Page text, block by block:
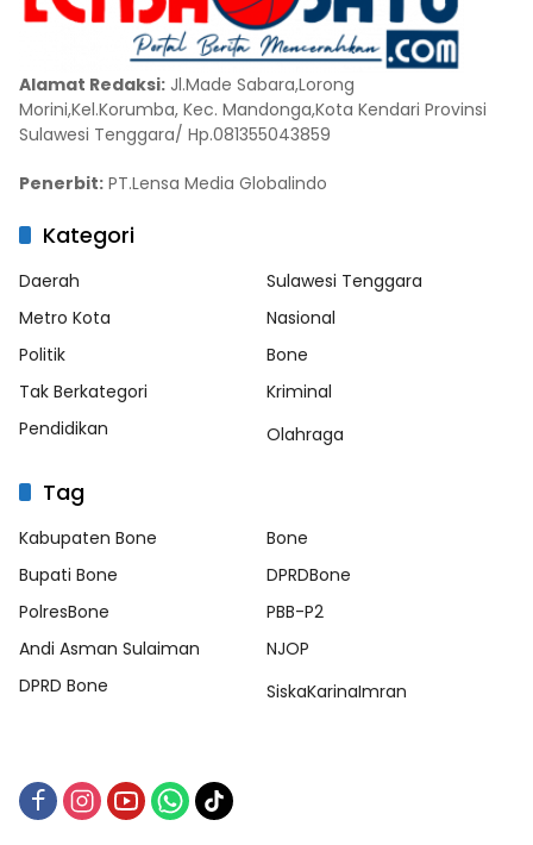
Alamat Redaksi: Jl.Made Sabara,Lorong
Morini,Kel.Korumba, Kec. Mandonga,Kota Kendari Provinsi
Sulawesi Tenggara/ Hp.081355043859
Penerbit: PT.Lensa Media Globalindo
Kategori
Daerah
Sulawesi Tenggara
Metro Kota
Nasional
Politik
Bone
Tak Berkategori
Kriminal
Pendidikan
Olahraga
Tag
Kabupaten Bone
Bone
Bupati Bone
DPRDBone
PolresBone
PBB-P2
Andi Asman Sulaiman
NJOP
DPRD Bone
SiskaKarinaImran